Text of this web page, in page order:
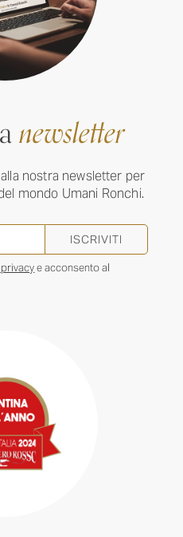
newsletter
nostra newsletter per
mondo Umani Ronchi.
ISCRIVITI
e acconsento al